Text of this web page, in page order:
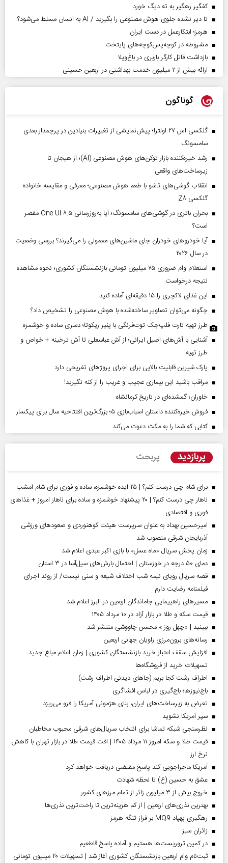
کفگیر رهگیر به ته دیگ خورد
تا دیر نشده جلوی هوش مصنوعی را بگیرید / AI به انسان مسلط می‌شود؟
هرمز؛ ابتکارعمل در دست ایران
مشروطه در کوچه‌پس‌کوچه‌های پایتخت
بازداشت قاتل کارگر باربری در باغ‌ویلا
ارائه بیش از ۲ میلیون خدمت بهداشتی در اربعین حسینی
گوناگون
گلکسی اس ۲۷ اولترا؛ پیش‌نمایشی از تغییرات بنیادین در پرچمدار بعدی
سامسونگ
رشد خیره‌کننده بازار توکن‌های هوش مصنوعی (AI)؛ از هیجان تا
زیرساخت‌های واقعی
انقلاب گوشی‌های تاشو‌ با طعم هوش مصنوعی؛ معرفی و مقایسه خانواده
گلکسی Z۸
بحران باتری در گوشی‌های سامسونگ؛ آیا به‌روزرسانی One UI ۸.۵ مقصر
است؟
آیا خودروهای خودران جای ماشین‌های معمولی را می‌گیرند؟ بررسی وضعیت
در سال ۲۰۲۶
استعلام وام ضروری ۷۵ میلیون تومانی بازنشستگان کشوری؛ نحوه مشاهده
نتیجه درخواست
این غذای لاکچری را ۱۵ دقیقه‌ای آماده کنید
چگونه می‌توان تصاویر ساخته‌شده با هوش مصنوعی را تشخیص داد؟
طرز تهیه تارت فلپ‌جک توت‌فرنگی با پنیر ریکوتا؛ دسری ساده و خوشمزه
آشنایی با آش‌های اصیل ایرانی؛ از آش عباسعلی تا آش ترخینه + خواص و
طرز تهیه
پارک شیرین قابلیت‌ بالایی برای اجرای پروژهای تفریحی دارد
مراقب باشید این بیماری عجیب و غریب را از کنه نگیرید!
خاوران؛ گمشده‌ای در تاریخ کرمانشاه
فروش خیره‌کننده داستان اسباب‌بازی ۵؛ بزرگ‌ترین افتتاحیه سال برای پیکسار
کتابی که شما را به مکث دعوت می‌کند
پربازدید پربحث
برای شام چی درست کنم؟ | ۲۵ ایده خوشمزه، ساده و فوری برای شام امشب
ناهار چی درست کنم؟ | ۲۰ پیشنهاد خوشمزه و ساده برای ناهار امروز + غذاهای
فوری و اقتصادی
امیرحسین بهداد به عنوان سرپرست هیئت کوهنوردی و صعودهای ورزشی
آذربایجان شرقی منصوب شد
زمان پخش سریال «ماه عسل» با بازی اکبر عبدی اعلام شد
دمای ۵۰ درجه در خوزستان | احتمال بارش‌های سیل‌آسا در ۳ استان
قصه سریال رویای نیمه شب اختلاف شیعه و سنی نیست/ از روند اجرای
فیلمنامه رضایت دارم
مسیر‌های راهپیمایی جاماندگان اربعین در البرز اعلام شد
قیمت سکه و طلا در بازار آزاد در ۱۰ مرداد ۱۴۰۵
ببینید | «چهل روز » محسن چاووشی منتشر شد
رسانه‌های برون‌مرزی راویان جهانی اربعین
افزایش سقف اعتبار خرید بازنشستگان کشوری | زمان اعلام مبلغ جدید
تسهیلات خرید از فروشگاه‌ها
اطراف رشت کجا بریم (جاهای دیدنی اطراف رشت)
باج‌نیوزها؛ باج‌گیری در لباس افشاگری
تعرض به زیرساخت‌های ایران، بنای هژمونی آمریکا را فرو می‌ریزد
سپر آمریکا نشوید
نظرسنجی شبکه تماشا برای انتخاب سریال‌های شرقی محبوب مخاطبان
قیمت طلا و سکه امروز ۱۱ مرداد ۱۴۰۵ | افت قیمت طلا در بازار تهران با کاهش
نرخ ارز
آمریکا ماجراجویی کند پاسخ مقتضی دریافت خواهد کرد
عشق به حسین (ع) تا لحظه شهادت
خروج بیش از ۳ میلیون زائر از تمام مرز‌های کشور
بهترین نذری‌های اربعین | از کم هزینه‌ترین تا راحت‌ترین نذری‌ها
رهگیری پهپاد MQ9 بر فراز تنگه هرمز
‌زائران سبز
در کمین تروریست‌ها هستیم و آماده پاسخ قاطعیم
ثبت‌نام وام اربعین بازنشستگان کشوری آغاز شد | تسهیلات ۲۰ میلیون تومانی